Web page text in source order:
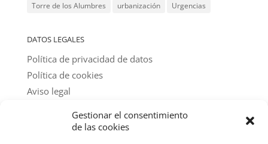
Gestionar el consentimiento
de las cookies
Torre de los Alumbres
urbanización Urgencias
DATOS LEGALES
Política de privacidad de datos
Política de cookies
Aviso legal
@ textos y fotos: amigos del parque